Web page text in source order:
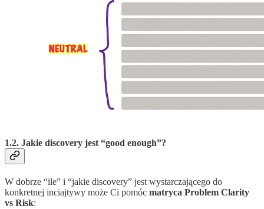
1.2. Jakie discovery jest “good enough”?
W dobrze “ile” i “jakie discovery” jest wystarczającego do
konkretnej inciajtywy może Ci pomóc matryca Problem Clarity
vs Risk: